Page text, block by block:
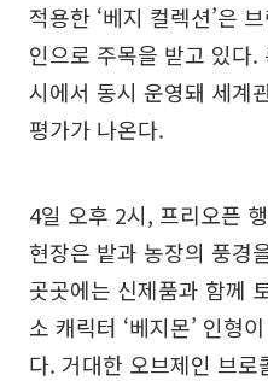
적용한 ‘베지 컬렉션’은
인으로 주목을 받고 있다
시에서 동시 운영돼 세계
평가가 나온다.
4일 오후 2시, 프리오픈
현장은 밭과 농장의 풍경
곳곳에는 신제품과 함께
소 캐릭터 ‘베지몬’ 인형
다. 거대한 오브제인 브로